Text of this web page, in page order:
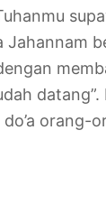
do’a